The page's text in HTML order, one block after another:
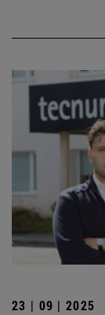
23 | 09 | 2025